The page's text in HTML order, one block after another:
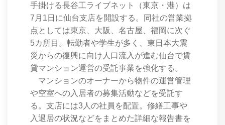
手掛ける長谷工ライブネット（東京・港）は
7月1日に仙台支店を開設する。同社の営業拠
点としては東京、大阪、名古屋、福岡に次ぐ
5カ所目。転勤者や学生が多く、東日本大震
災からの復興に向け人口流入が進む仙台で賃
貸マンション運営の受託事業を強化する。
マンションのオーナーから物件の運営管理
や空室への入居者の募集活動などを受託す
る。支店には3人の社員を配置。修繕工事や
入退居の状況などをまとめた詳細な報告書を